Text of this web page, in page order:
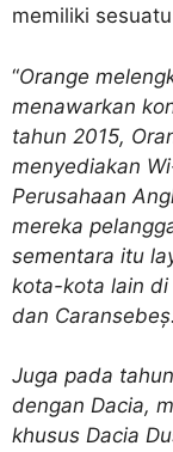
memiliki
“Orange
menawarkan
tahun 2015,
menyediakan
Perusahaan
mereka
sementara itu
kota-kota lain
dan Caransebeș.
Juga pada
dengan Dacia,
khusus Dacia